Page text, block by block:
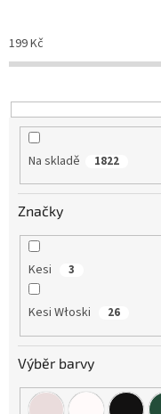
o
d
k
t
199Kč
Na skladě 1822
Značky
Kesi 3
Kesi Włoski 26
Výběr barvy